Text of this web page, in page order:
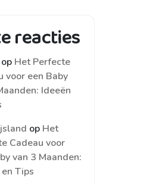
reacties
op Het Perfecte
voor een Baby
Ideeën
op Het
Cadeau voor
van 3 Maanden:
Tips